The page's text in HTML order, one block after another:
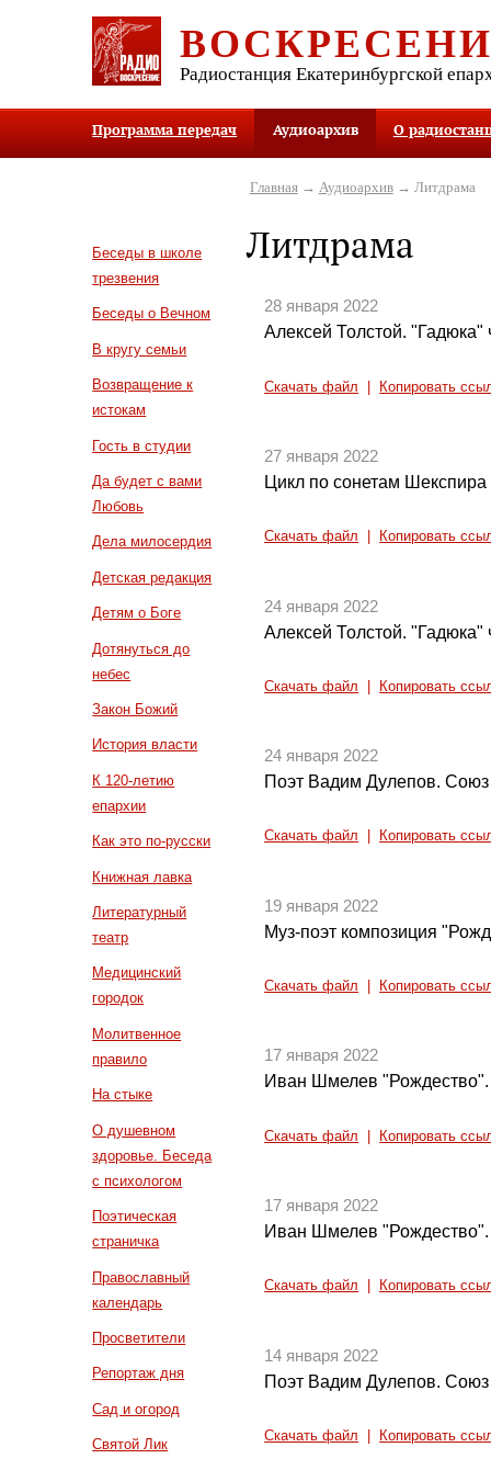
Радиостанция Екатеринбургской
Программа передач Аудиоархив О
Беседы в школе
трезвения
Беседы о Вечном
В кругу семьи
Возвращение к
истокам
Гость в студии
Да будет с вами
Любовь
Дела милосердия
Детская редакция
Детям о Боге
Дотянуться до
небес
Закон Божий
История власти
К 120-летию
епархии
Как это по-русски
Книжная лавка
Литературный
театр
Медицинский
городок
Молитвенное
правило
На стыке
О душевном
здоровье. Беседа
с психологом
Поэтическая
страничка
Православный
календарь
Просветители
Репортаж дня
Сад и огород
Святой Лик
Главная→ Аудиоархив→ Литдрама
Литдрама
28 января 2022
Алексей Толстой. "Гадюка"
Скачать файл Копировать
27 января 2022
Цикл по сонетам
Скачать файл Копировать
24 января 2022
Алексей Толстой. "Гадюка"
Скачать файл Копировать
24 января 2022
Поэт Вадим Дулепов. Союз
Скачать файл Копировать
19 января 2022
Муз-поэт композиция
Скачать файл Копировать
17 января 2022
Иван Шмелев "Рождество".
Скачать файл Копировать
17 января 2022
Иван Шмелев "Рождество".
Скачать файл Копировать
14 января 2022
Поэт Вадим Дулепов. Союз
Скачать файл Копировать